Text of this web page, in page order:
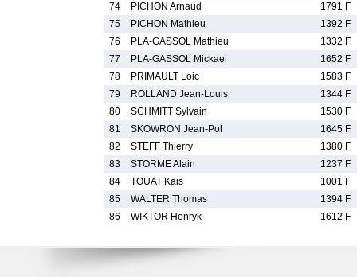
74
PICHON Arnaud
1791 F
75
PICHON Mathieu
1392 F
76
PLA-GASSOL Mathieu
1332 F
77
PLA-GASSOL Mickael
1652 F
78
PRIMAULT Loic
1583 F
79
ROLLAND Jean-Louis
1344 F
80
SCHMITT Sylvain
1530 F
81
SKOWRON Jean-Pol
1645 F
82
STEFF Thierry
1380 F
83
STORME Alain
1237 F
84
TOUAT Kais
1001 F
85
WALTER Thomas
1394 F
86
WIKTOR Henryk 1612 F